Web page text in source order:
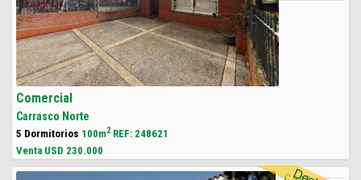
Comercial
Carrasco Norte
5 Dormitorios 100m2REF: 248621
Venta USD 230.000